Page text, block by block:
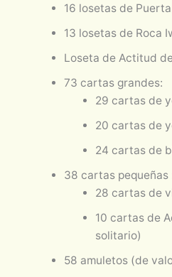
16 losetas de
13 losetas de Roca
Loseta de Actitud
73 cartas grandes:
29 cartas de
20 cartas de
24 cartas de
38 cartas pequeñas
28 cartas de
10 cartas de
solitario)
58 amuletos (de